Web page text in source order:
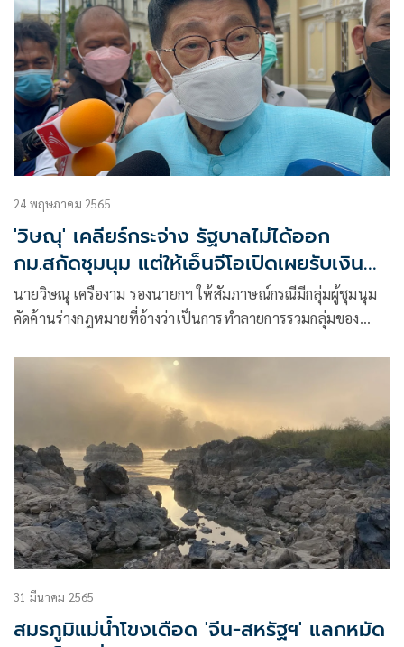
24 พฤษภาคม 2565
'วิษณุ' เคลียร์กระจ่าง รัฐบาลไม่ได้ออก
กม.สกัดชุมนุม แต่ให้เอ็นจีโอเปิดเผยรับเงิน
ต่างชาติ
นายวิษณุ เครืองาม รองนายกฯ ให้สัมภาษณ์กรณีมีกลุ่มผู้ชุมนุม
คัดค้านร่างกฎหมายที่อ้างว่าเป็นการทำลายการรวมกลุ่มของ
กฎหมายที่ต้องออกตามรัฐธรรมนูญเพื่อส่งเสริมองค์กรภาค
ประชาสังคมที่ไม่แสวงหากำไร
31 มีนาคม 2565
สมรภูมิแม่น้ำโขงเดือด 'จีน-สหรัฐฯ' แลกหมัด